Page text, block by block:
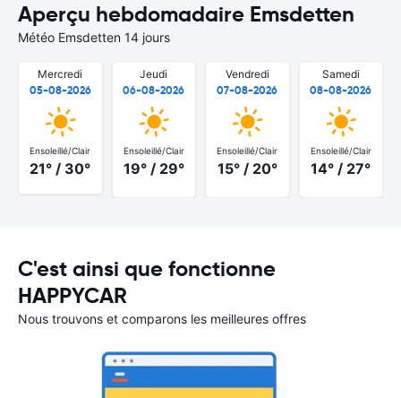
Aperçu hebdomadaire Emsdetten
Météo Emsdetten 14 jours
Mercredi
05-08-2026
Ensoleillé/Clair
21° / 30°
Jeudi
06-08-2026
Ensoleillé/Clair
19° / 29°
Vendredi
07-08-2026
Ensoleillé/Clair
15° / 20°
Samedi
08-08-2026
Ensoleillé/Clair
14° / 27°
C'est ainsi que fonctionne
HAPPYCAR
Nous trouvons et comparons les meilleures offres